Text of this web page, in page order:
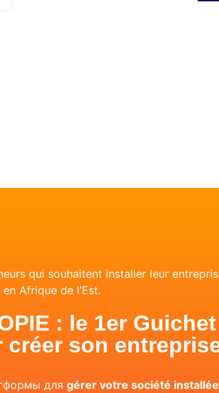
qui souhaitent installer leur
Afrique de l’Est.
: le 1er Guichet
son
дляgérer votre société